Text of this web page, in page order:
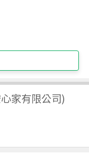
家有限公司)